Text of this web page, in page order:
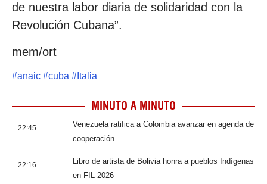
de nuestra labor diaria de solidaridad con la
Revolución Cubana”.
mem/ort
#anaic #cuba # Italia
MINUTO A MINUTO
22:45
Venezuela ratifica a Colombia avanzar en agenda de
cooperación
22:16
Libro de artista de Bolivia honra a pueblos Indígenas
en FIL-2026